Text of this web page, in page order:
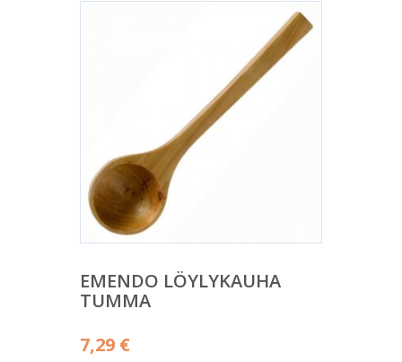
EMENDO LÖYLYKAUHA
TUMMA
7,29 €